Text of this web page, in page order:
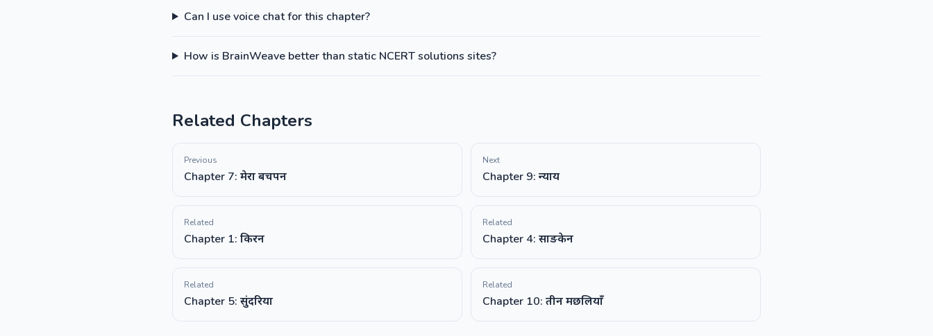
Can I use voice chat for this chapter?
How is BrainWeave better than static NCERT solutions sites?
Related Chapters
Previous
Chapter 7: मेरा बचपन
Next
Chapter 9: न्याय
Related
Chapter 1: किरन
Related
Chapter 4: साङकेन
Related
Chapter 5: सुंदरिया
Related
Chapter 10: तीन मछलियाँ